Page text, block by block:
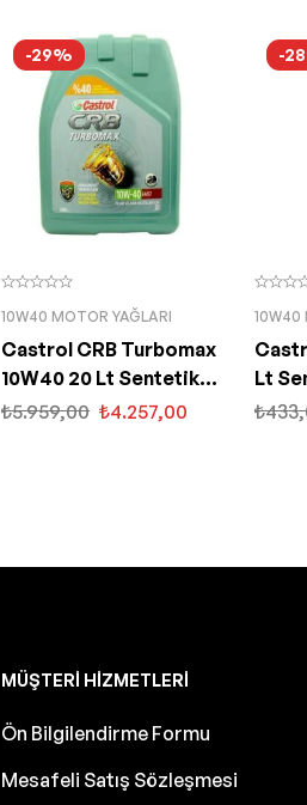
-29%
10W40 MOTOR YAĞLARI
Castrol CRB Turbomax
10W40 20 Lt Sentetik
Motor Yağı
₺5.959,00 ₺4.257,00
-
10W40
Lt
₺
MÜŞTERI HIZMETLERI
Ön Bilgilendirme Formu
Mesafeli Satış Sözleşmesi